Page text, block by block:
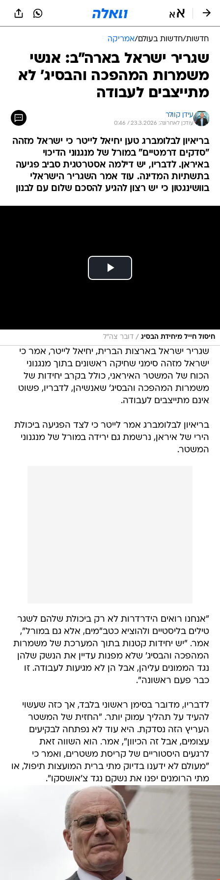
חדשות/חדשות בעולם/אמריקה
שגריר ישראל בארה"ב: אנשי
משמרות המהפכה והבסיג' לא
מתייצבים לעבודה
עידן קוולר
עודכן לאחרונה: 23.3.2026 / 0:46
בריאיון לבלומברג טען יחיאל לייטר כי ישראל מזהה
"סדקים דרמטיים" במורל של מנגנוני הדיכוי
באיראן. לדבריו, יש דילמה אסטרטגית סביב פגיעה
בתשתיות המדינה. עוד אמר השגריר הישראלי
בוושינגטון כי יש רצון להגיע להסכם שלום עם לבנון
חיסול חייל מיחידת הבסיג / דובר צה"ל
שגריר ישראל בארצות הברית, יחיאל לייטר, אמר כי
ישראל מזהה סימני שחיקה ראשונים בתוך מנגנוני
הכוח של המשטר האיראני, כולל בקרב יחידות של
משמרות המהפכה והבסיג' שאנשיהן, לדבריו, פשוט
אינם מתייצבים לעבודה.
בריאיון לבלומברג אמר לייטר כי לצד הפגיעה ביכולת
הירי של איראן, נרשמת גם ירידה במורל של מנגנוני
המשטר.
"אנחנו רואים הידרדרות לא רק ביכולת שלהם לשגר
טילים בליסטיים ולהוציא כטב"מים, אלא גם במורל",
אמר. "יש יחידות קטנות בתוך המערכת של משמרות
המהפכה והבסיג' שלא מפנות עדיין את הנשק שלהן
נגד הממונים עליהן, אבל הן לא מגיעות לעבודה. זו
כבר פעם ראשונה".
לדבריו, מדובר בסימן ראשוני בלבד, אך כזה שעשוי
להעיד על תהליך עמוק יותר. "החזית של המשטר
העריץ הזה נסדקת. היא עוד לא נפתחה לבקיעים
עצומים, אבל זה הכיוון", אמר. הוא השווה זאת
לרגעים היסטוריים של קריסת משטרים, ואמר כי
"מעולם לא ידענו בדיוק מתי ברית המועצות תיפול, או
מתי הרומנים יפנו את נשקם נגד צ'אושסקו".